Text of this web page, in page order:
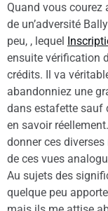
Quand vous courez
de un’adversité
peu, , lequel
ensuite vérification
crédits. Il va
abandonniez une
dans estafette sauf
en savoir
donner ces
de ces vues
Au sujets des
quelque peu